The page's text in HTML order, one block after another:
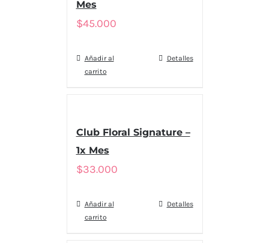
Mes
$45.000
Añadir al
carrito
Detalles
Club Floral Signature –
1x Mes
$33.000
Añadir al
carrito
Detalles